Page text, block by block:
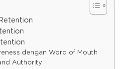
dengan Word of Mouth
Authority